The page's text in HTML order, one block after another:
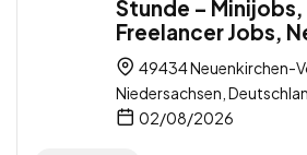
Stunde – Minijobs,
Freelancer Jobs,
49434 Neuenkirchen-
Niedersachsen,
02/08/2026